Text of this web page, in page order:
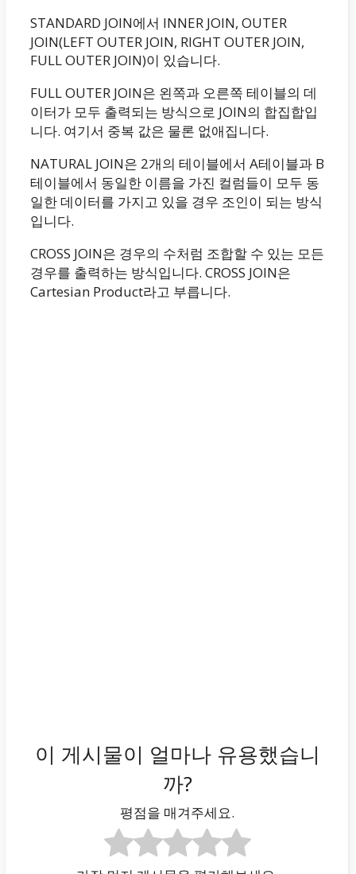
STANDARD JOIN에서 INNER JOIN, OUTER
JOIN(LEFT OUTER JOIN, RIGHT OUTER JOIN,
FULL OUTER JOIN)이 있습니다.
FULL OUTER JOIN은 왼쪽과 오른쪽 테이블의 데
이터가 모두 출력되는 방식으로 JOIN의 합집합입
니다. 여기서 중복 값은 물론 없애집니다.
NATURAL JOIN은 2개의 테이블에서 A테이블과 B
테이블에서 동일한 이름을 가진 컬럼들이 모두 동
일한 데이터를 가지고 있을 경우 조인이 되는 방식
입니다.
CROSS JOIN은 경우의 수처럼 조합할 수 있는 모든
경우를 출력하는 방식입니다. CROSS JOIN은
Cartesian Product라고 부릅니다.
이 게시물이 얼마나 유용했습니
까?
평점을 매겨주세요.